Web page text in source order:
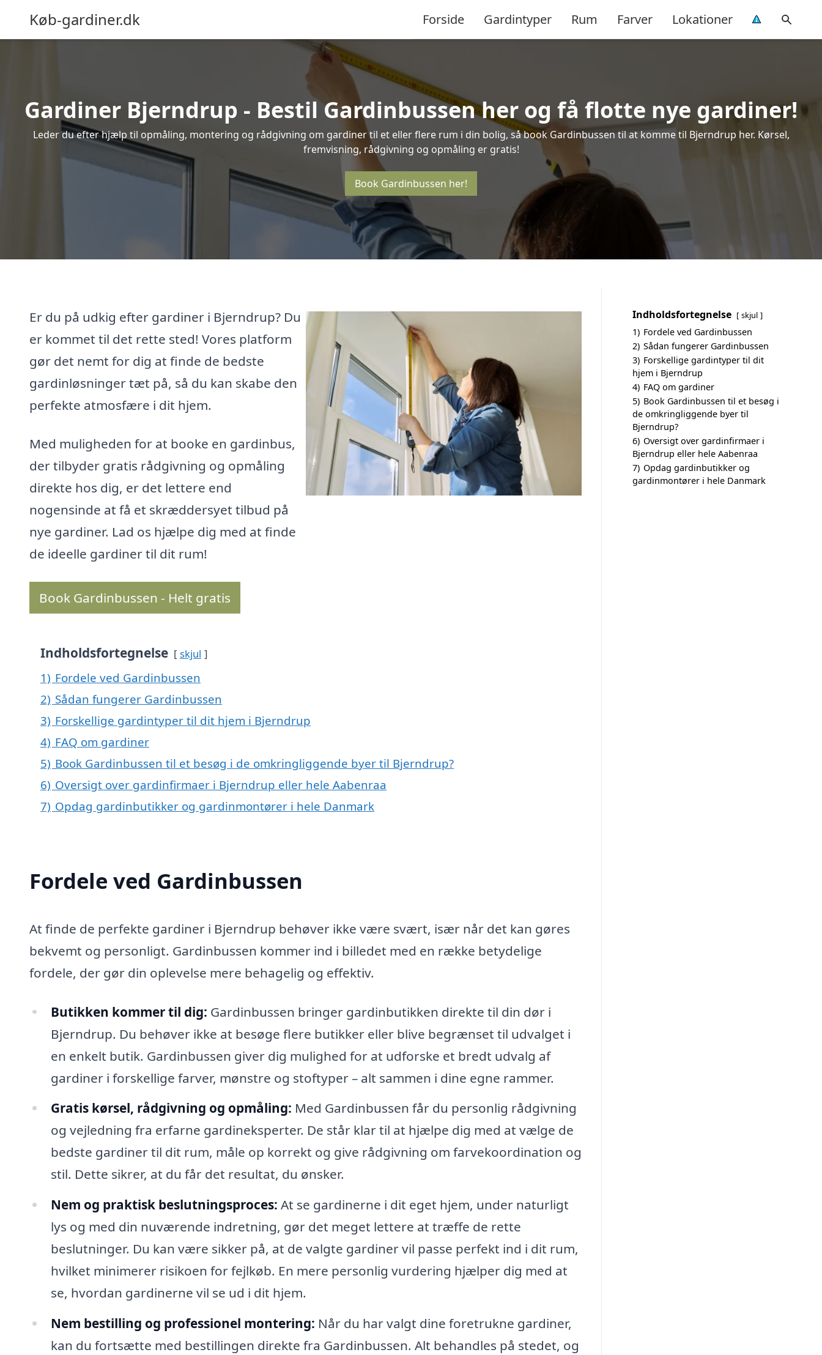
Køb-gardiner.dk Forside Gardintyper Rum Farver Lokationer
Gardiner Bjerndrup - Bestil Gardinbussen her og få flotte nye gardiner!
Leder du efter hjælp til opmåling, montering og rådgivning om gardiner til et eller flere rum i din bolig, så book Gardinbussen til at komme til Bjerndrup her. Kørsel,
fremvisning, rådgivning og opmåling er gratis!
Book Gardinbussen her!
Er du på udkig efter gardiner i Bjerndrup? Du
er kommet til det rette sted! Vores platform
gør det nemt for dig at finde de bedste
gardinløsninger tæt på, så du kan skabe den
perfekte atmosfære i dit hjem.
Med muligheden for at booke en gardinbus,
der tilbyder gratis rådgivning og opmåling
direkte hos dig, er det lettere end
nogensinde at få et skræddersyet tilbud på
nye gardiner. Lad os hjælpe dig med at finde
de ideelle gardiner til dit rum!
Book Gardinbussen - Helt gratis
Indholdsfortegnelse skjul
1) Fordele ved Gardinbussen
2) Sådan fungerer Gardinbussen
3) Forskellige gardintyper til dit hjem i Bjerndrup
4) FAQ om gardiner
5) Book Gardinbussen til et besøg i de omkringliggende byer til Bjerndrup?
6) Oversigt over gardinfirmaer i Bjerndrup eller hele Aabenraa
7) Opdag gardinbutikker og gardinmontører i hele Danmark
Fordele ved Gardinbussen
At finde de perfekte gardiner i Bjerndrup behøver ikke være svært, især når det kan gøres
bekvemt og personligt. Gardinbussen kommer ind i billedet med en række betydelige
fordele, der gør din oplevelse mere behagelig og effektiv.
Butikken kommer til dig: Gardinbussen bringer gardinbutikken direkte til din dør i
Bjerndrup. Du behøver ikke at besøge flere butikker eller blive begrænset til udvalget i
en enkelt butik. Gardinbussen giver dig mulighed for at udforske et bredt udvalg af
gardiner i forskellige farver, mønstre og stoftyper – alt sammen i dine egne rammer.
Gratis kørsel, rådgivning og opmåling: Med Gardinbussen får du personlig rådgivning
og vejledning fra erfarne gardineksperter. De står klar til at hjælpe dig med at vælge de
bedste gardiner til dit rum, måle op korrekt og give rådgivning om farvekoordination og
stil. Dette sikrer, at du får det resultat, du ønsker.
Nem og praktisk beslutningsproces: At se gardinerne i dit eget hjem, under naturligt
lys og med din nuværende indretning, gør det meget lettere at træffe de rette
beslutninger. Du kan være sikker på, at de valgte gardiner vil passe perfekt ind i dit rum,
hvilket minimerer risikoen for fejlkøb. En mere personlig vurdering hjælper dig med at
se, hvordan gardinerne vil se ud i dit hjem.
Nem bestilling og professionel montering: Når du har valgt dine foretrukne gardiner,
kan du fortsætte med bestillingen direkte fra Gardinbussen. Alt behandles på stedet, og
Indholdsfortegnelse skjul
1) Fordele ved Gardinbussen
2) Sådan fungerer Gardinbussen
3) Forskellige gardintyper til dit
hjem i Bjerndrup
4) FAQ om gardiner
5) Book Gardinbussen til et besøg i
de omkringliggende byer til
Bjerndrup?
6) Oversigt over gardinfirmaer i
Bjerndrup eller hele Aabenraa
7) Opdag gardinbutikker og
gardinmontører i hele Danmark